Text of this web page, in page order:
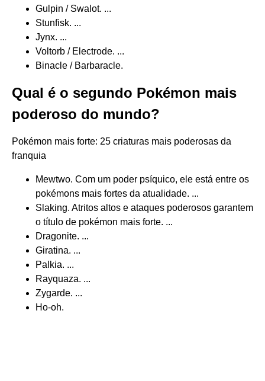
Gulpin / Swalot. ...
Stunfisk. ...
Jynx. ...
Voltorb / Electrode. ...
Binacle / Barbaracle.
Qual é o segundo Pokémon mais
poderoso do mundo?
Pokémon mais forte: 25 criaturas mais poderosas da
franquia
Mewtwo. Com um poder psíquico, ele está entre os
pokémons mais fortes da atualidade. ...
Slaking. Atritos altos e ataques poderosos garantem
o título de pokémon mais forte. ...
Dragonite. ...
Giratina. ...
Palkia. ...
Rayquaza. ...
Zygarde. ...
Ho-oh.